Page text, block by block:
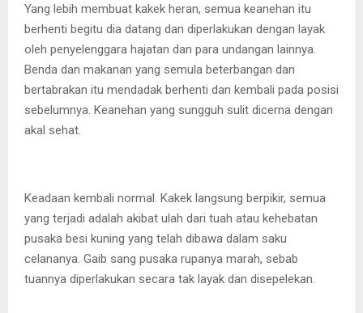
Yang lebih membuat kakek heran, semua keanehan itu
berhenti begitu dia datang dan diperlakukan dengan layak
oleh penyelenggara hajatan dan para undangan lainnya.
Benda dan makanan yang semula beterbangan dan
bertabrakan itu mendadak berhenti dan kembali pada posisi
sebelumnya. Keanehan yang sungguh sulit dicerna dengan
akal sehat.
Keadaan kembali normal. Kakek langsung berpikir, semua
yang terjadi adalah akibat ulah dari tuah atau kehebatan
pusaka besi kuning yang telah dibawa dalam saku
celananya. Gaib sang pusaka rupanya marah, sebab
tuannya diperlakukan secara tak layak dan disepelekan.